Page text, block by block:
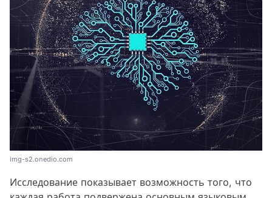
img-s2.onedio.com
Исследование показывает возможность того, что